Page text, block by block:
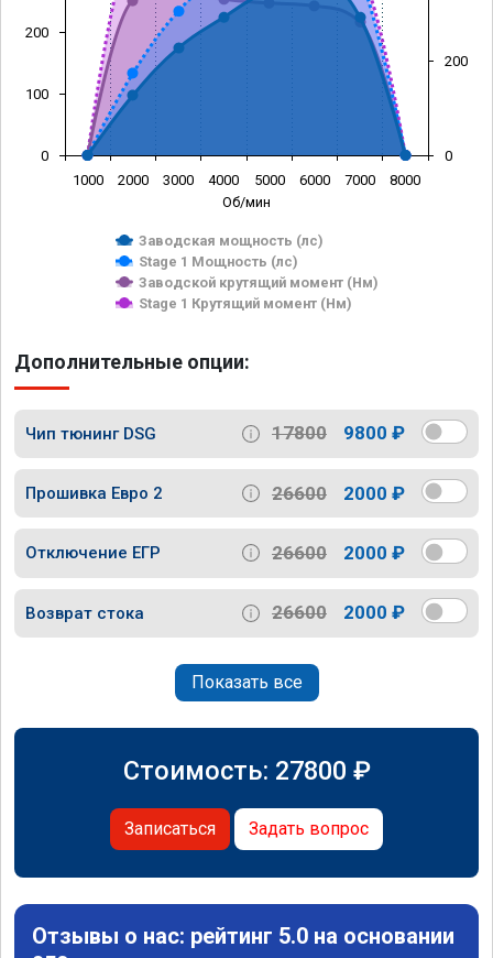
Об/мин
Заводская мощность (лс)
Stage 1 Мощность (лс)
Заводской крутящий момент (Нм)
Stage 1 Крутящий момент (Нм)
1000 2000 3000 4000 5000 6000 7000 8000
0
100
200
0
200
Дополнительные опции:
Чип тюнинг DSG 17800 9800 ₽
Прошивка Евро 2 26600 2000 ₽
Отключение ЕГР 26600 2000 ₽
Возврат стока 26600 2000 ₽
Показать все
Стоимость: 27800 ₽
Записаться Задать вопрос
Отзывы о нас: рейтинг 5.0 на основании